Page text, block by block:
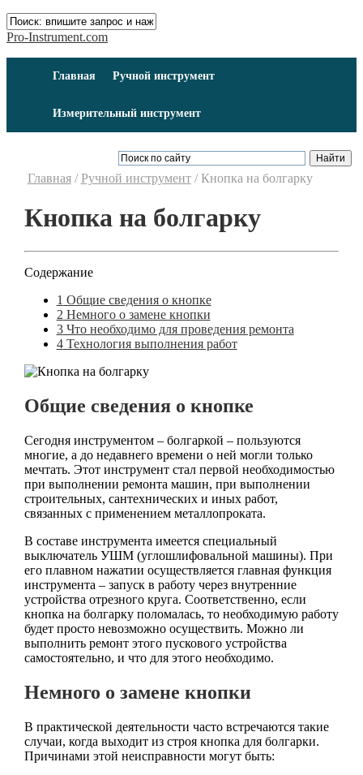
Pro-Instrument.com
Главная Ручной инструмент
Измерительный инструмент
Главная/Ручной инструмент/Кнопка на болгарку
Кнопка на болгарку
Содержание
1 Общие сведения о кнопке
2 Немного о замене кнопки
3Что необходимо для проведения ремонта
4Технология выполнения работ
Общие сведения о кнопке
Сегодня инструментом – болгаркой – пользуются
многие, а до недавнего времени о ней могли только
мечтать. Этот инструмент стал первой необходимостью
при выполнении ремонта машин, при выполнении
строительных, сантехнических и иных работ,
связанных с применением металлопроката.
В составе инструмента имеется специальный
выключатель УШМ (углошлифовальной машины). При
его плавном нажатии осуществляется главная функция
инструмента – запуск в работу через внутренние
устройства отрезного круга. Соответственно, если
кнопка на болгарку поломалась, то необходимую работу
будет просто невозможно осуществить. Можно ли
выполнить ремонт этого пускового устройства
самостоятельно, и что для этого необходимо.
Немного о замене кнопки
В практической деятельности часто встречаются такие
случаи, когда выходит из строя кнопка для болгарки.
Причинами этой неисправности могут быть: